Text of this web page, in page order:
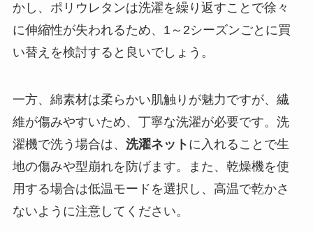
かし、ポリウレタンは洗濯を繰り返すことで徐々
に伸縮性が失われるため、1～2シーズンごとに買
い替えを検討すると良いでしょう。
一方、綿素材は柔らかい肌触りが魅力ですが、繊
維が傷みやすいため、丁寧な洗濯が必要です。洗
濯機で洗う場合は、 洗濯ネット に入れることで生
地の傷みや型崩れを防げます。また、乾燥機を使
用する場合は低温モードを選択し、高温で乾かさ
ないように注意してください。